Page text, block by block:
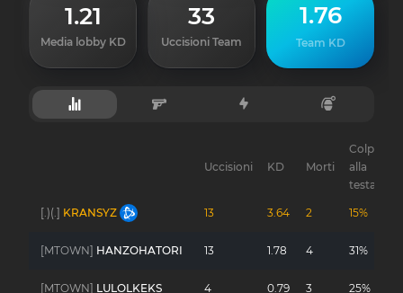
1.21
Media lobby KD
33
Uccisioni Team
1.76
Team KD
Uccisioni KD Morti
Colpi
alla
testa
[.)(.] KRANSYZ 13 3.64 2 15%
[MTOWN] HANZOHATORI 13 1.78 4 31%
[MTOWN] LULOLKEKS 4 0.79 3 25%